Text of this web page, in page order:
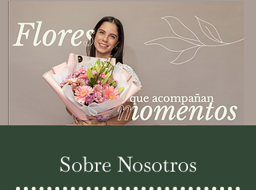
Sobre Nosotros